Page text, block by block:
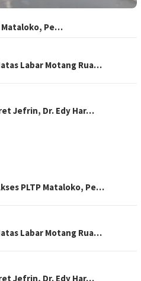
Mataloko, Pe…
Labar Motang Rua…
Jefrin, Dr. Edy Har…
PLTP Mataloko, Pe…
Labar Motang Rua…
Jefrin, Dr. Edy Har…